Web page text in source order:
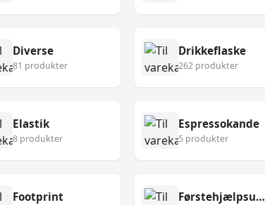
Diverse
81 produkter
Drikkeflaske
262 produkter
Elastik
8 produkter
Espressokande
5 produkter
Footprint Førstehjælpsudstyr